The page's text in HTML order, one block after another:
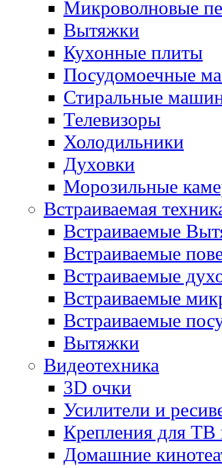
Микроволновые
Вытяжки
Кухонные плиты
Посудомоечные
Стиральные
Телевизоры
Холодильники
Духовки
Морозильные
Встраиваемая
Встраиваемые
Встраиваемые
Встраиваемые
Встраиваемые
Встраиваемые
Вытяжки
Видеотехника
3D очки
Усилители и
Крепления для ТВ
Домашние